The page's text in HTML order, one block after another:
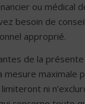
ou médical
besoin de
approprié.
de la
mesure maximale
ni